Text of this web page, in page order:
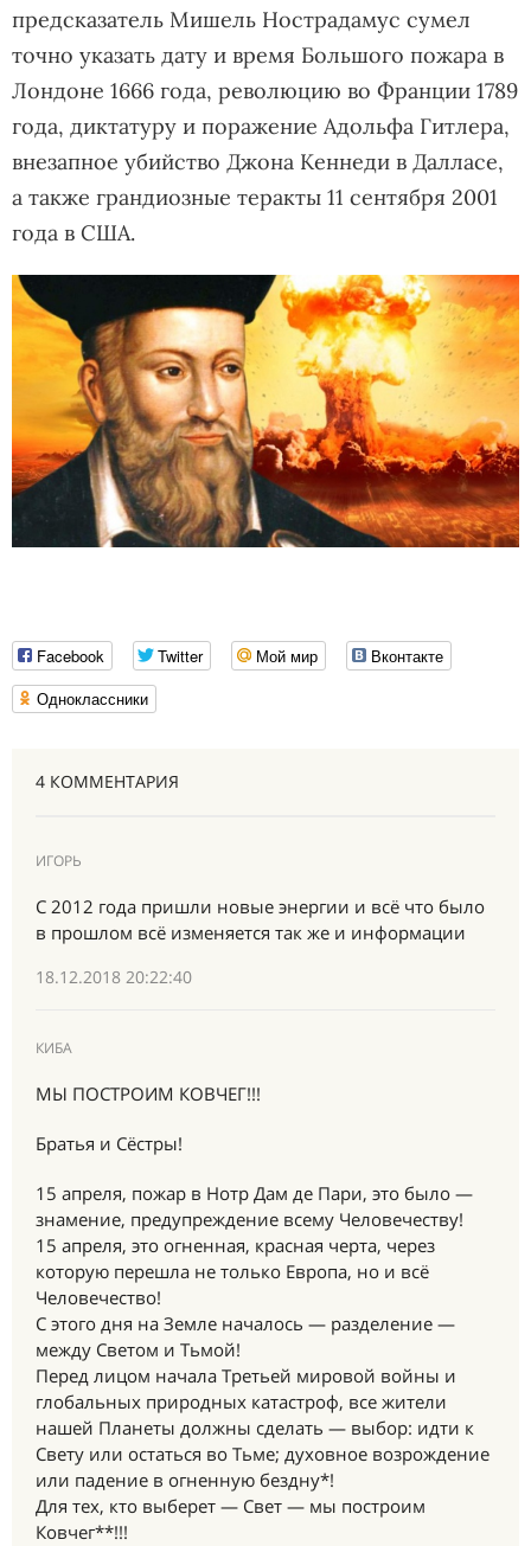
предсказатель Мишель Нострадамус сумел
точно указать дату и время Большого пожара в
Лондоне 1666 года, революцию во Франции 1789
года, диктатуру и поражение Адольфа Гитлера,
внезапное убийство Джона Кеннеди в Далласе,
а также грандиозные теракты 11 сентября 2001
года в США.
Facebook Twitter Мой мир
Вконтакте
Одноклассники
4 КОММЕНТАРИЯ
ИГОРЬ
С 2012 года пришли новые энергии и всё что было
в прошлом всё изменяется так же и информации
18.12.2018 20:22:40
КИБА
МЫ ПОСТРОИМ КОВЧЕГ!!!
Братья и Сёстры!
15 апреля, пожар в Нотр Дам де Пари, это было —
знамение, предупреждение всему Человечеству!
15 апреля, это огненная, красная черта, через
которую перешла не только Европа, но и всё
Человечество!
С этого дня на Земле началось — разделение —
между Светом и Тьмой!
Перед лицом начала Третьей мировой войны и
глобальных природных катастроф, все жители
нашей Планеты должны сделать — выбор: идти к
Свету или остаться во Тьме; духовное возрождение
или падение в огненную бездну*!
Для тех, кто выберет — Свет — мы построим
Ковчег**!!!